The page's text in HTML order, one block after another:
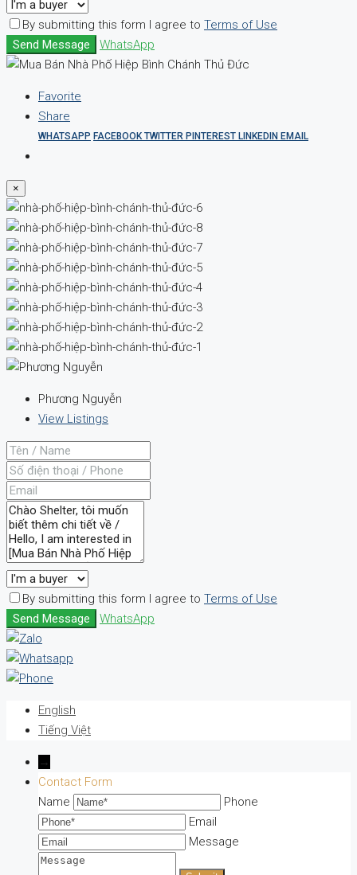
By submitting this form I agree to Terms of Use
Send Message
WhatsApp
Favorite
Share
WHATSAPP FACEBOOKTWITTER PINTEREST LINKEDIN EMAIL
×
Phương Nguyễn
View Listings
By submitting this form I agree to Terms of Use
Send Message
WhatsApp
English
Tiếng Việt
→
Contact Form
Name
Phone
Email
Message